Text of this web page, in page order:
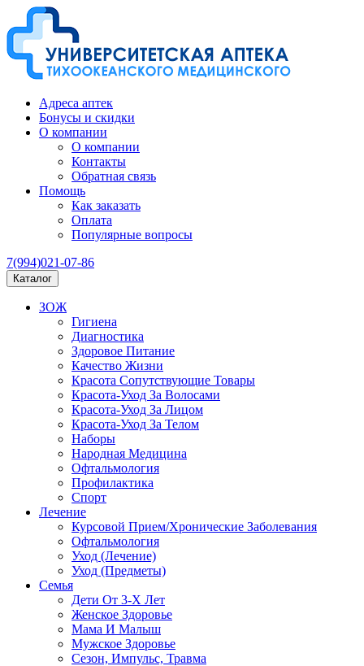
Адреса аптек
Бонусы и скидки
О компании
О компании
Контакты
Обратная связь
Помощь
Как заказать
Оплата
Популярные вопросы
7(994)021-07-86
Каталог
ЗОЖ
Гигиена
Диагностика
Здоровое Питание
Качество Жизни
Красота Сопутствующие Товары
Красота-Уход За Волосами
Красота-Уход За Лицом
Красота-Уход За Телом
Наборы
Народная Медицина
Офтальмология
Профилактика
Спорт
Лечение
Курсовой Прием/Хронические Заболевания
Офтальмология
Уход (Лечение)
Уход (Предметы)
Семья
Дети От 3-Х Лет
Женское Здоровье
Мама И Малыш
Мужское Здоровье
Сезон, Импульс, Травма